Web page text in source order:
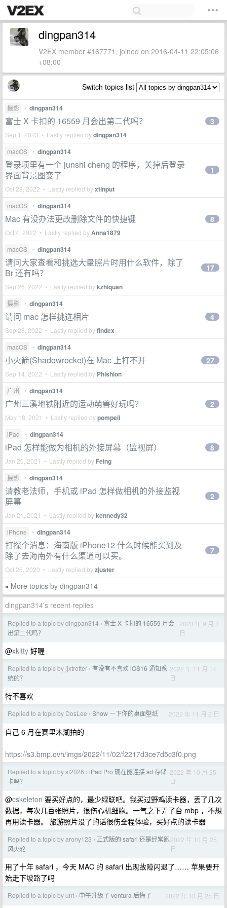
dingpan314
V2EX member #167771, joined on 2016-04-11 22:05:06
+08:00
Switch topics list
摄影 • dingpan314
富士 X 卡扣的 16559 月会出第二代吗？
Sep 1, 2023 • Lastly replied bydingpan314
3
macOS • dingpan314
登录项里有一个 junshi cheng 的程序，关掉后登录
界面背景图变了
Oct 28, 2022 • Lastly replied byxtinput
1
macOS • dingpan314
Mac 有没办法更改删除文件的快捷键
Oct 4, 2022 • Lastly replied byAnna1879
8
macOS • dingpan314
请问大家查看和挑选大量照片时用什么软件，除了
Br 还有吗？
Sep 26, 2022 • Lastly replied bykzhiquan
17
摄影 • dingpan314
请问 mac 怎样挑选相片
Sep 28, 2022 • Lastly replied byfindex
4
macOS • dingpan314
小火箭(Shadowrocket)在 Mac 上打不开
Sep 14, 2022 • Lastly replied by Phishion
27
广州 • dingpan314
广州三溪地铁附近的运动萌兽好玩吗？
May 18, 2021 • Lastly replied bypompeii
2
iPad • dingpan314
iPad 怎样能做为相机的外接屏幕（监视屏）
Jan 20, 2021 • Lastly replied by Feing
8
摄影 • dingpan314
请教老法师，手机或 iPad 怎样做相机的外接监视
屏幕
Jan 21, 2021 • Lastly replied bykennedy32
2
iPhone • dingpan314
打探个消息：海南版 iPhone12 什么时候能买到及
除了去海南外有什么渠道可以买。
Oct 26, 2020 • Lastly replied byzjuster
7
» More topics by dingpan314
dingpan314's recent replies
Replied to a topic by dingpan314 › 富士 X 卡扣的 16559 月会
出第二代吗？
2023 年 9 月 3
日
@xkitty 好喔
Replied to a topic by jjxtrotter › 有没有不喜欢 iOS16 通知系
统的？
2022 年 11 月 14
日
特不喜欢
Replied to a topic by DosLee › Show 一下你的桌面壁纸 2022 年 11 月 2 日
自己 6 月在赛里木湖拍的
https://s3.bmp.ovh/imgs/2022/11/02/f2217d3ce7d5c3f0.png
Replied to a topic by st2026 › iPad Pro 现在能连接 sd 存储
卡吗？
2022 年 10 月 25
日
@cskeleton 要买好点的，最少绿联吧。我买过野鸡读卡器，丢了几次
数据，每次几百张照片，很伤心机细胞。一气之下弄了台 mbp ，不想
再用读卡器。 旅游照片没了的话很伤全程体验，买好点的读卡器
Replied to a topic by arony123 › 正式版的 safari 还是经常跑
风火轮
2022 年 10 月 25
日
用了十年 safari ，今天 MAC 的 safari 出现故障闪退了…… 苹果要开
始走下坡路了吗
Replied to a topic by unt › 中午升级了 ventura 后悔了 2022 年 10 月 25 日